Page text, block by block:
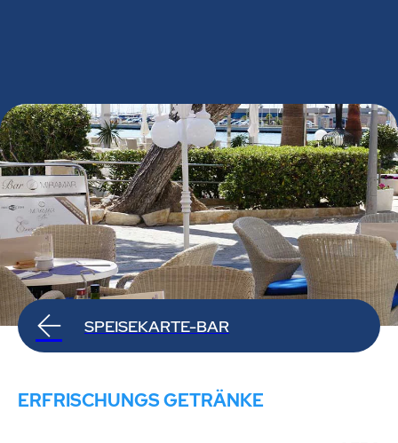
SPEISEKARTE-BAR
ERFRISCHUNGS GETRÄNKE